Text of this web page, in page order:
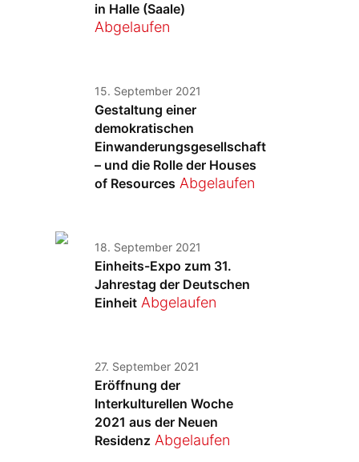
in Halle (Saale)
Abgelaufen
15. September 2021
Gestaltung einer
demokratischen
Einwanderungsgesellschaft
– und die Rolle der Houses
of Resources Abgelaufen
18. September 2021
Einheits-Expo zum 31.
Jahrestag der Deutschen
Einheit Abgelaufen
27. September 2021
Eröffnung der
Interkulturellen Woche
2021 aus der Neuen
Residenz Abgelaufen